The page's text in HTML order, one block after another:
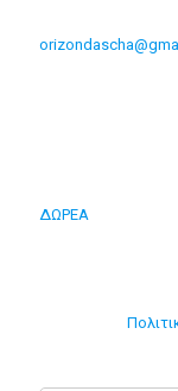
ΔΩΡΕΑ